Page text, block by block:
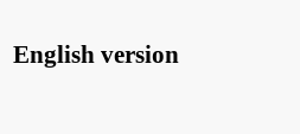
English version